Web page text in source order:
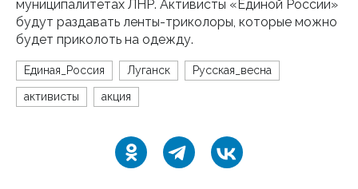
муниципалитетах ЛНР. Активисты «Единой России»
будут раздавать ленты-триколоры, которые можно
будет приколоть на одежду.
Единая_Россия Луганск Русская_весна
активисты акция